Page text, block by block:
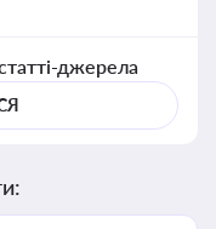
джерела